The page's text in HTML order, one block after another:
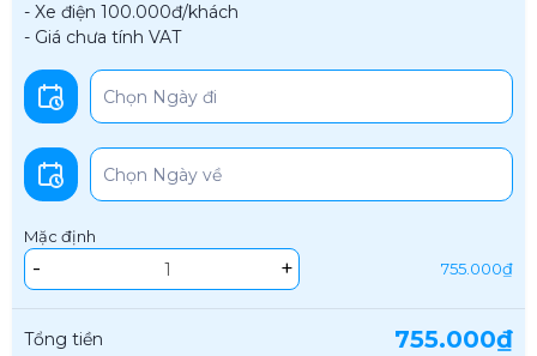
- Xe điện 100.000đ/khách
- Giá chưa tính VAT
Mặc định
- + 755.000₫
Tổng tiền 755.000₫